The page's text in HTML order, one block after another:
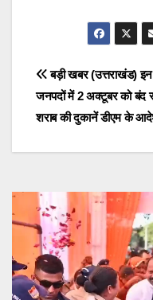
Post
बड़ी खबर (उत्तराखंड) इन
जनपदों में 2 अक्टूबर को बंद
शराब की दुकानें डीएम के